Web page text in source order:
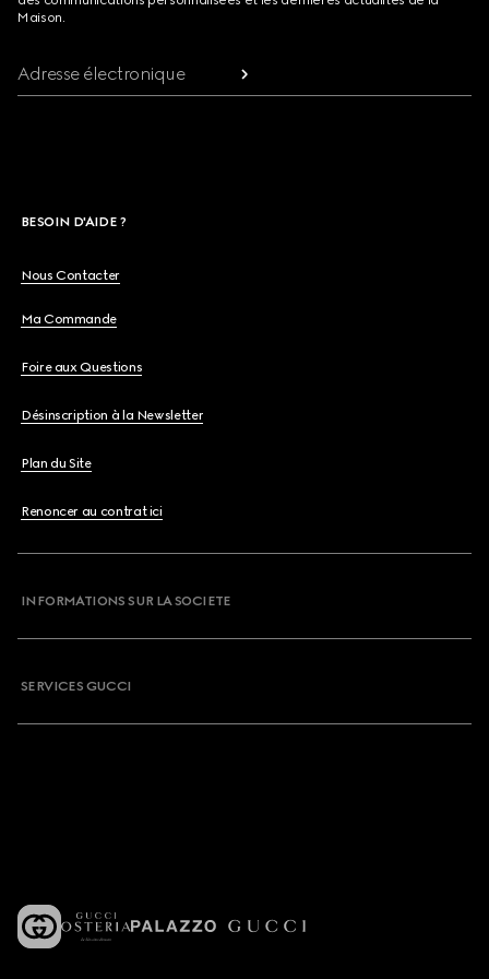
Maison.
Adresse électronique
BESOIN D'AIDE ?
Nous Contacter
Ma Commande
Foire aux Questions
Désinscription à la Newsletter
Plan du Site
Renoncer au contrat ici
INFORMATIONS SUR LA SOCIETE
SERVICES GUCCI